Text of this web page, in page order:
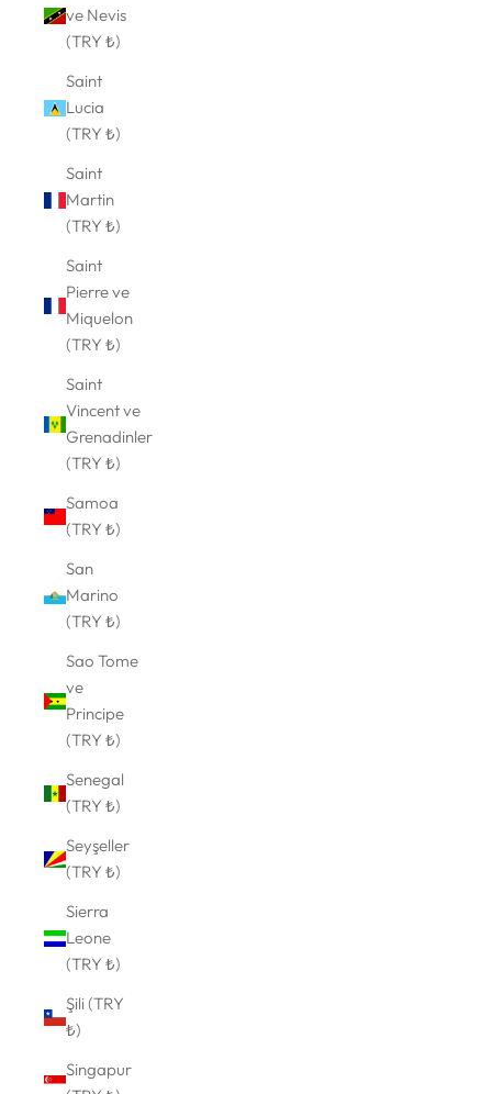
ve Nevis
(TRY ₺)
Saint
Lucia
(TRY ₺)
Saint
Martin
(TRY ₺)
Saint
Pierre ve
Miquelon
(TRY ₺)
Saint
Vincent ve
Grenadinler
(TRY ₺)
Samoa
(TRY ₺)
San
Marino
(TRY ₺)
Sao Tome
ve
Principe
(TRY ₺)
Senegal
(TRY ₺)
Seyşeller
(TRY ₺)
Sierra
Leone
(TRY ₺)
Şili (TRY
₺)
Singapur